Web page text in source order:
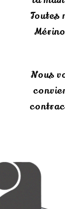
Toutes
Nous